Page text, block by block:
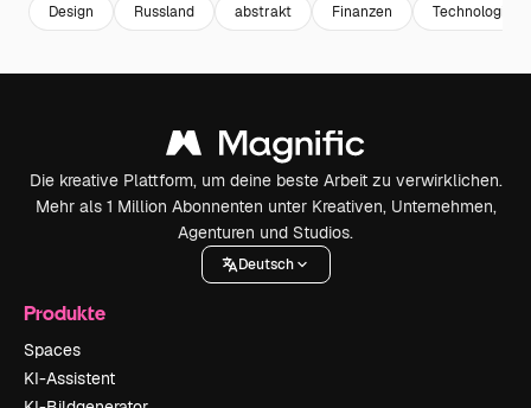
Design Russland abstrakt Finanzen Technologie
Die kreative Plattform, um deine beste Arbeit zu verwirklichen.
Mehr als 1 Million Abonnenten unter Kreativen, Unternehmen,
Agenturen und Studios.
Deutsch
Produkte
Spaces
KI-Assistent